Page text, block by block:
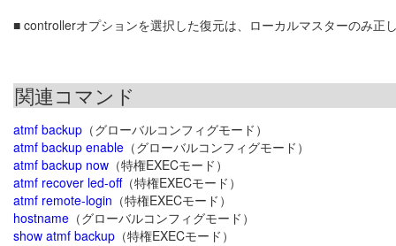
■ controllerオプションを選択した復元は、ローカルマスターのみ正
関連コマンド
atmf backup （グローバルコンフィグモード）
atmf backup enable （グローバルコンフィグモード）
atmf backup now （特権EXECモード）
atmf recover led-off（特権EXECモード）
atmf remote-login （特権EXECモード）
hostname （グローバルコンフィグモード）
show atmf backup （特権EXECモード）